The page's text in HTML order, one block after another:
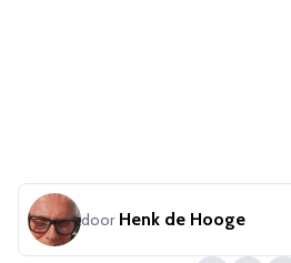
door Henk de Hooge